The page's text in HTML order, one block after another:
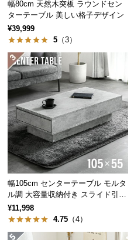
て
開
設
置
サ
ー
ス
に
つ
い
て
搬
ラタンの自然の風合い
シワや質感まで表現した
イク感を与えず上質空間
幅80cm 天然木突板 ラウンドセン
ターテーブル 美しい格子デザイン
¥39,999
5 （3）
幅105cm センターテーブル モルタ
ル調 大容量収納付き スライド引き
出し2杯
¥11,998
4.75 （4）